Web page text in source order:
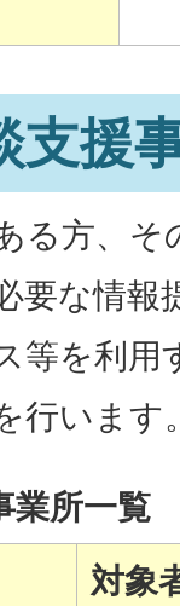
支援
る方、そ
要な情報
等を利用
行います。
業所一覧
対象